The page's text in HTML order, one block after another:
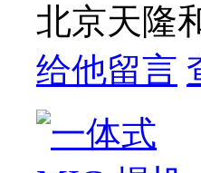
北京天隆
给他留言